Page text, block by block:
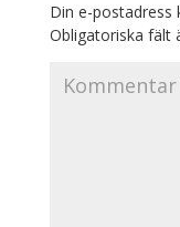
Din e-postadress
Obligatoriska fält